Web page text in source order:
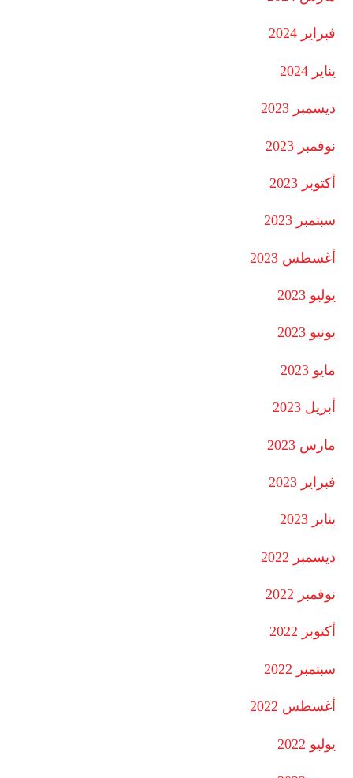
فبراير 2024
يناير 2024
ديسمبر 2023
نوفمبر 2023
أكتوبر 2023
سبتمبر 2023
أغسطس 2023
يوليو 2023
يونيو 2023
مايو 2023
أبريل 2023
مارس 2023
فبراير 2023
يناير 2023
ديسمبر 2022
نوفمبر 2022
أكتوبر 2022
سبتمبر 2022
أغسطس 2022
يوليو 2022